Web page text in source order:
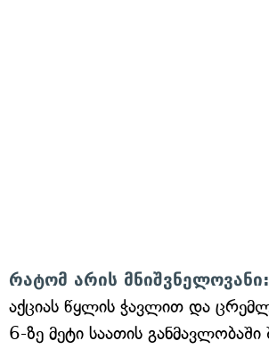
რატომ არის მნიშვნელოვანი:
აქციას წყლის ჭავლით და
6-ზე მეტი საათის